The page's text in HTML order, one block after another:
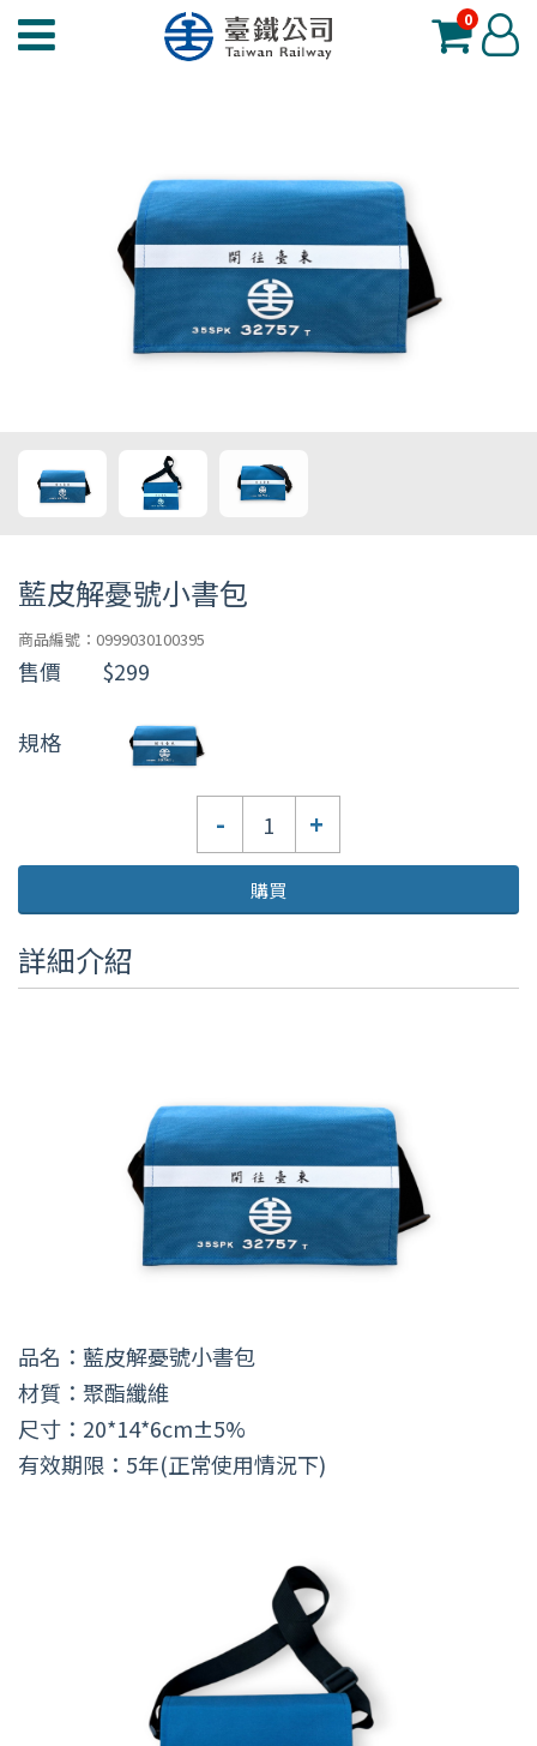
臺
0 登
入
藍皮解憂號小書包
商品編號：0999030100395
售價 $299
規格
- +
購買
詳細介紹
品名：藍皮解憂號小書包
材質：聚酯纖維
尺寸：20*14*6cm±5%
有效期限：5年(正常使用情況下)